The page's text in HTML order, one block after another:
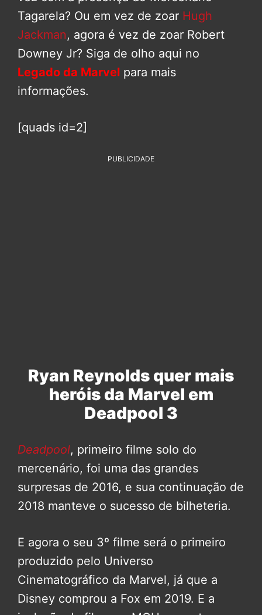
Tagarela? Ou em vez de zoar Hugh
Jackman, agora é vez de zoar Robert
Downey Jr? Siga de olho aqui no
Legado da Marvel para mais
informações.
[quads id=2]
PUBLICIDADE
Ryan Reynolds quer mais
heróis da Marvel em
Deadpool 3
Deadpool, primeiro filme solo do
mercenário, foi uma das grandes
surpresas de 2016, e sua continuação de
2018 manteve o sucesso de bilheteria.
E agora o seu 3º filme será o primeiro
produzido pelo Universo
Cinematográfico da Marvel, já que a
Disney comprou a Fox em 2019. E a